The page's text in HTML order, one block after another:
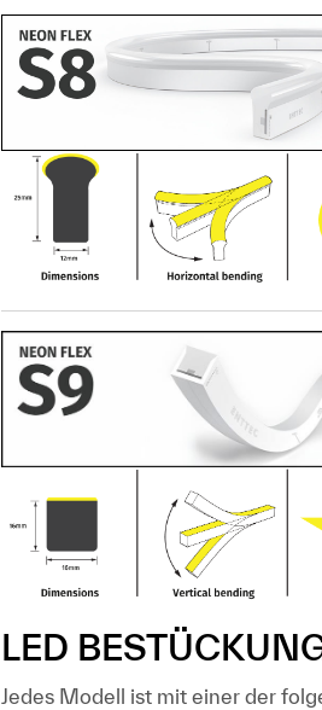
LED
Jedes Modell ist mit einer der